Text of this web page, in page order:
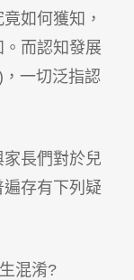
如何獲知，
而認知發展
一切泛指認
長們對於兒
存有下列疑
混淆?